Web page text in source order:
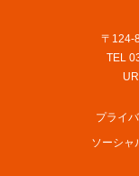
〒124-
TEL
プライ
ソーシャ